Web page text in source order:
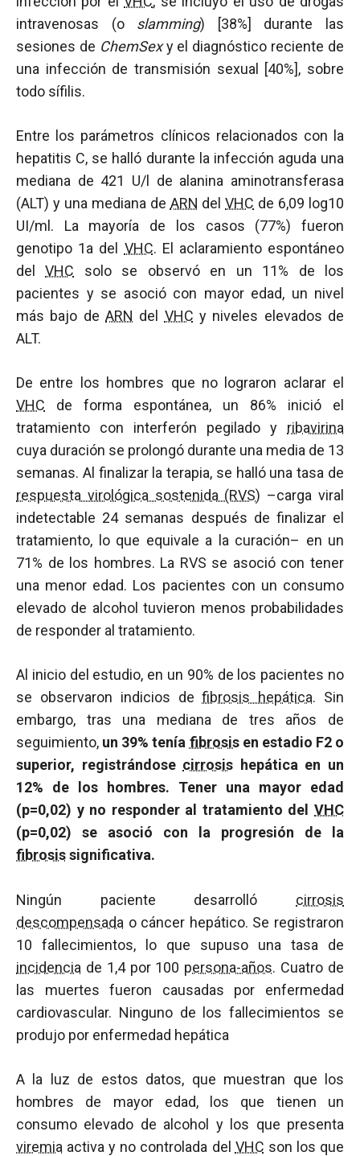
intravenosas (o slamming) [38%] durante las
sesiones de ChemSexy el diagnóstico reciente de
una infección de transmisión sexual [40%], sobre
todo sífilis.
Entre los parámetros clínicos relacionados con la
hepatitis C, se halló durante la infección aguda una
mediana de 421 U/l de alanina aminotransferasa
(ALT) y una mediana de ARN delVHC de 6,09 log10
UI/ml. La mayoría de los casos (77%) fueron
genotipo 1a del VHC. El aclaramiento espontáneo
delVHC solo se observó en un 11% de los
pacientes y se asoció con mayor edad, un nivel
más bajo de ARN del VHC y niveles elevados de
ALT.
De entre los hombres que no lograron aclarar el
VHC de forma espontánea, un 86% inició el
tratamiento con interferón pegilado y ribavirina
cuya duración se prolongó durante una media de 13
semanas. Al finalizar la terapia, se halló una tasa de
respuesta virológica sostenida (RVS) –carga viral
indetectable 24 semanas después de finalizar el
tratamiento, lo que equivale a la curación– en un
71% de los hombres. La RVS se asoció con tener
una menor edad. Los pacientes con un consumo
elevado de alcohol tuvieron menos probabilidades
de responder al tratamiento.
Al inicio del estudio, en un 90% de los pacientes no
se observaron indicios defibrosis hepática. Sin
embargo, tras una mediana de tres años de
seguimiento, un 39% tenía fibrosisen estadio F2 o
superior, registrándose cirrosis hepática en un
12% de los hombres. Tener una mayor edad
(p=0,02) y no responder al tratamiento del VHC
(p=0,02) se asoció con la progresión de la
fibrosissignificativa.
Ningún paciente desarrolló cirrosis
descompensada o cáncer hepático. Se registraron
10 fallecimientos, lo que supuso una tasa de
incidencia de 1,4 por 100 persona-años. Cuatro de
las muertes fueron causadas por enfermedad
cardiovascular. Ninguno de los fallecimientos se
produjo por enfermedad hepática
A la luz de estos datos, que muestran que los
hombres de mayor edad, los que tienen un
consumo elevado de alcohol y los que presenta
viremia activa y no controlada del VHC son los que